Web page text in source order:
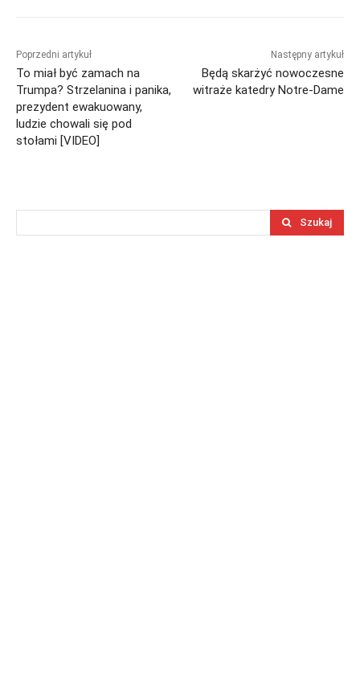
Poprzedni artykuł
To miał być zamach na
Trumpa? Strzelanina i panika,
prezydent ewakuowany,
ludzie chowali się pod
stołami [VIDEO]
Następny artykuł
Będą skarżyć nowoczesne
witraże katedry Notre-Dame
Szukaj